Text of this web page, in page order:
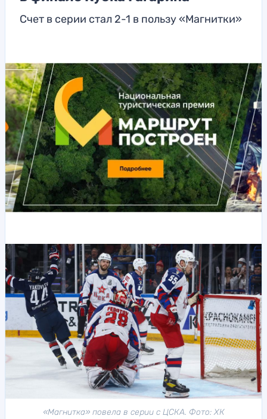
Счет в серии стал 2-1 в пользу «Магнитки»
«Магнитка» повела в серии с ЦСКА. Фото: ХК